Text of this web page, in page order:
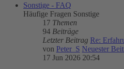
Sonstige - FAQ
Häufige Fragen Sonstige
17 Themen
94 Beiträge
Letzter Beitrag Re:
von Peter_S Neuester
17 Jun 2026 20:54